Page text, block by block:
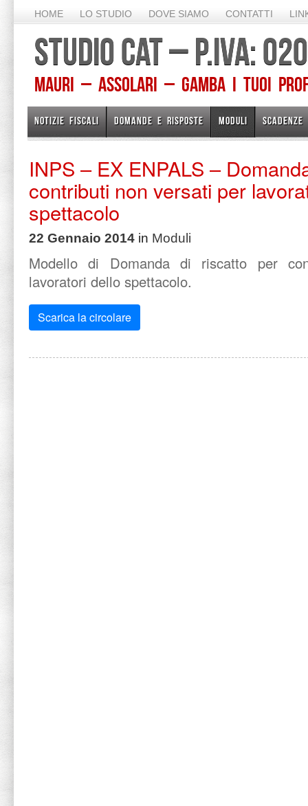
HOME LO STUDIO DOVE SIAMO CONTATTI
STUDIO CAT – P.IVA:
Mauri – Assolari – Gamba I TUOI
NOTIZIE FISCALI DOMANDE E RISPOSTE MODULI SCADENZE
INPS – EX ENPALS –
contributi non versati per
spettacolo
22 Gennaio 2014 in Moduli
Modello di Domanda di riscatto per
lavoratori dello spettacolo.
Scarica la circolare